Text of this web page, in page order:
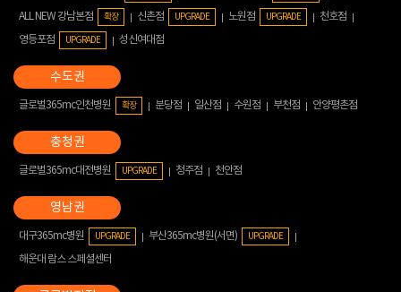
ALL NEW 강남본점 확장 신촌점 UPGRADE 노원점 UPGRADE
천호점
영등포점
UPGRADE 성신여대점
글로벌365mc인천병원 확장 분당점 일산점 수원점 부천점 안양평촌점
글로벌365mc대전병원 UPGRADE 청주점 천안점
대구365mc병원 UPGRADE 부산365mc병원(서면) UPGRADE
해운대 람스 스페셜센터